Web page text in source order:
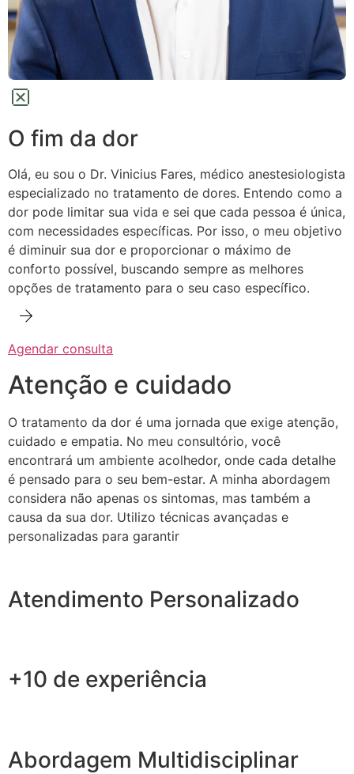
O fim da dor
Olá, eu sou o Dr. Vinicius Fares, médico anestesiologista
especializado no tratamento de dores. Entendo como a
dor pode limitar sua vida e sei que cada pessoa é única,
com necessidades específicas. Por isso, o meu objetivo
é diminuir sua dor e proporcionar o máximo de
conforto possível, buscando sempre as melhores
opções de tratamento para o seu caso específico.
Agendar consulta
Atenção e cuidado
O tratamento da dor é uma jornada que exige atenção,
cuidado e empatia. No meu consultório, você
encontrará um ambiente acolhedor, onde cada detalhe
é pensado para o seu bem-estar. A minha abordagem
considera não apenas os sintomas, mas também a
causa da sua dor. Utilizo técnicas avançadas e
personalizadas para garantir
Atendimento Personalizado
+10 de experiência
Abordagem Multidisciplinar